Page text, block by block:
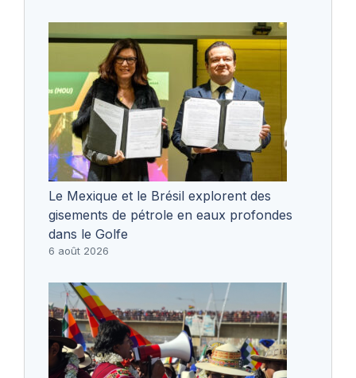
Le Mexique et le Brésil explorent des
gisements de pétrole en eaux profondes
dans le Golfe
6 août 2026